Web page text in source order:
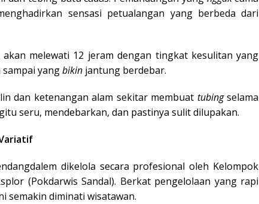
sensasi petualangan yang berbeda dari
melewati 12 jeram dengan tingkat kesulitan yang
yangbikin jantung berdebar.
dan ketenangan alam sekitar membuat tubingselama
seru, mendebarkan, dan pastinya sulit dilupakan.
dikelola secara profesional oleh Kelompok
(Pokdarwis Sandal). Berkat pengelolaan yang rapi
semakin diminati wisatawan.